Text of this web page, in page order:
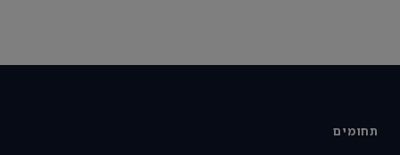
תחומים